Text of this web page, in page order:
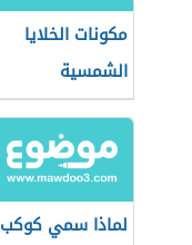
مكونات الخلايا
الشمسية
لماذا سمي كوكب